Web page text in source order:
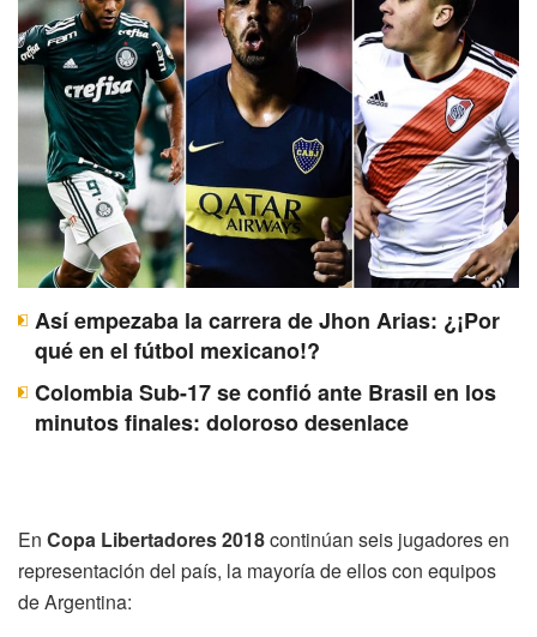
Así empezaba la carrera de Jhon Arias: ¿¡Por
qué en el fútbol mexicano!?
Colombia Sub-17 se confió ante Brasil en los
minutos finales: doloroso desenlace
En Copa Libertadores 2018continúan seis jugadores en
representación del país, la mayoría de ellos con equipos
de Argentina: